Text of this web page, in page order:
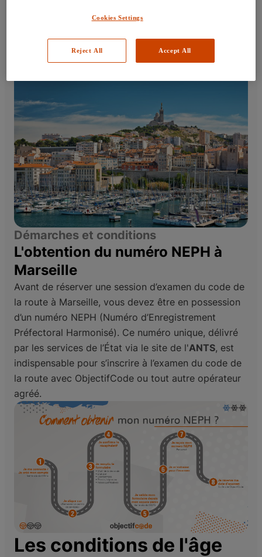
Réservez votre créneau en quelques clics sur
votre côté à Marseille.
Démarches et conditions
L'obtention du numéro NEPH à
Marseille
Avant de réserver une session d’examen du code de
la route à Marseille, vous devez être en possession
d’un numéro NEPH (Numéro d’Enregistrement
Préfectoral Harmonisé). Ce numéro unique, délivré
par les services de l’État via le site de l'ANTS, est
indispensable pour s’inscrire à l’examen du code de
la route avec ObjectifCode ou tout autre opérateur
agréé.
Les conditions de l'âge
Cookies Settings
Reject All Accept All